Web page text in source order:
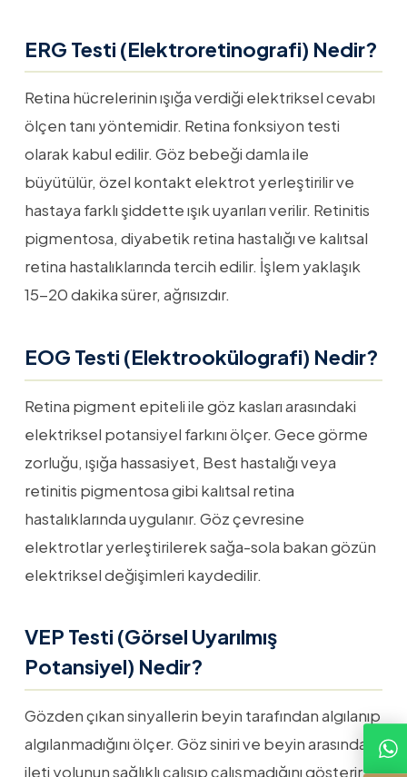
ERG Testi (Elektroretinografi) Nedir?
Retina hücrelerinin ışığa verdiği elektriksel cevabı
ölçen tanı yöntemidir. Retina fonksiyon testi
olarak kabul edilir. Göz bebeği damla ile
büyütülür, özel kontakt elektrot yerleştirilir ve
hastaya farklı şiddette ışık uyarıları verilir. Retinitis
pigmentosa, diyabetik retina hastalığı ve kalıtsal
retina hastalıklarında tercih edilir. İşlem yaklaşık
15-20 dakika sürer, ağrısızdır.
EOG Testi (Elektrookülografi) Nedir?
Retina pigment epiteli ile göz kasları arasındaki
elektriksel potansiyel farkını ölçer. Gece görme
zorluğu, ışığa hassasiyet, Best hastalığı veya
retinitis pigmentosa gibi kalıtsal retina
hastalıklarında uygulanır. Göz çevresine
elektrotlar yerleştirilerek sağa-sola bakan gözün
elektriksel değişimleri kaydedilir.
VEP Testi (Görsel Uyarılmış
Potansiyel) Nedir?
Gözden çıkan sinyallerin beyin tarafından algılanıp
algılanmadığını ölçer. Göz siniri ve beyin arasındaki
ileti yolunun sağlıklı çalışıp çalışmadığını gösterir.